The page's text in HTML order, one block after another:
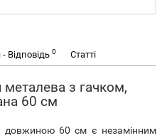
Відповідь 0 Статті
з гачком,
60 см
довжиною 60 см є незамінним